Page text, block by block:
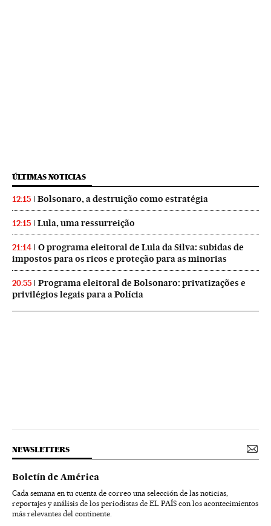
ÚLTIMAS NOTICIAS
12:15 Bolsonaro, a destruição como estratégia
12:15 Lula, uma ressurreição
21:14
O programa eleitoral de Lula da Silva: subidas de
impostos para os ricos e proteção para as minorias
20:55
Programa eleitoral de Bolsonaro: privatizações e
privilégios legais para a Polícia
NEWSLETTERS
Boletín de América
Cada semana en tu cuenta de correo una selección de las noticias,
reportajes y análisis de los periodistas de EL PAÍS con los acontecimientos
más relevantes del continente.